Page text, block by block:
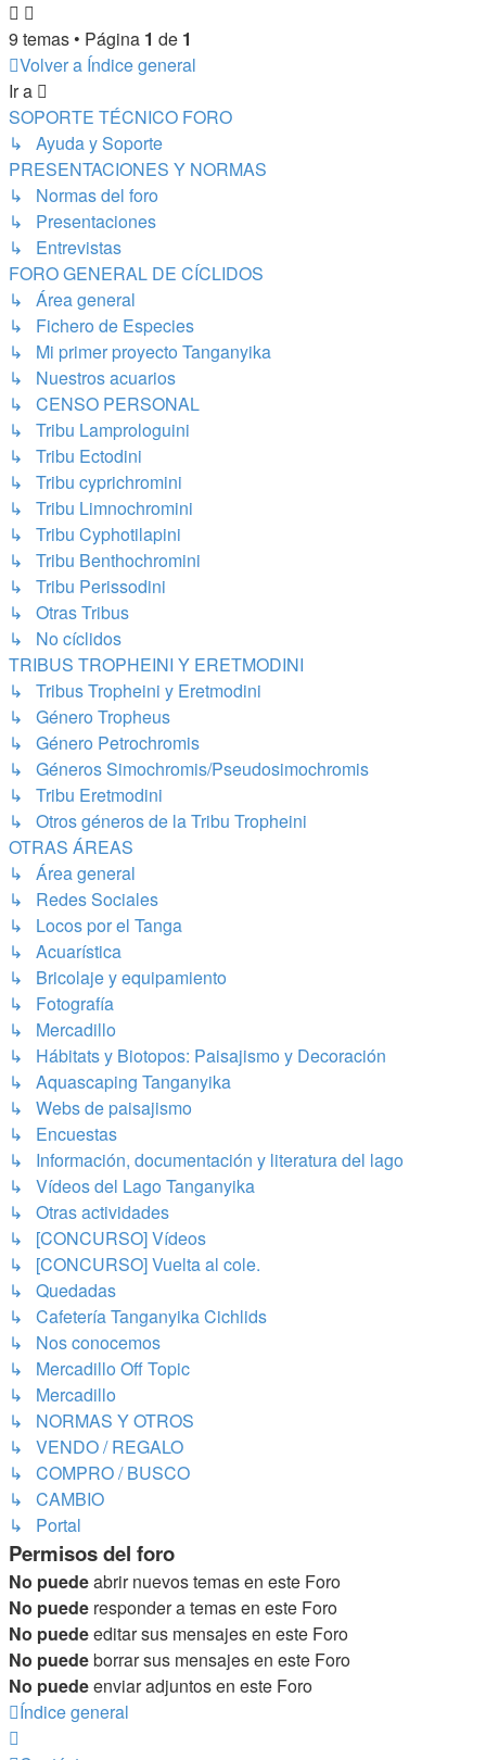
9 temas • Página 1 de 1
Volver a Índice general
Ir a
SOPORTE TÉCNICO FORO
↳ Ayuda y Soporte
PRESENTACIONES Y NORMAS
↳ Normas del foro
↳ Presentaciones
↳ Entrevistas
FORO GENERAL DE CÍCLIDOS
↳ Área general
↳ Fichero de Especies
↳ Mi primer proyecto Tanganyika
↳ Nuestros acuarios
↳ CENSO PERSONAL
↳ Tribu Lamprologuini
↳ Tribu Ectodini
↳ Tribu cyprichromini
↳ Tribu Limnochromini
↳ Tribu Cyphotilapini
↳ Tribu Benthochromini
↳ Tribu Perissodini
↳ Otras Tribus
↳ No cíclidos
TRIBUS TROPHEINI Y ERETMODINI
↳ Tribus Tropheini y Eretmodini
↳ Género Tropheus
↳ Género Petrochromis
↳ Géneros Simochromis/Pseudosimochromis
↳ Tribu Eretmodini
↳ Otros géneros de la Tribu Tropheini
OTRAS ÁREAS
↳ Área general
↳ Redes Sociales
↳ Locos por el Tanga
↳ Acuarística
↳ Bricolaje y equipamiento
↳ Fotografía
↳ Mercadillo
↳ Hábitats y Biotopos: Paisajismo y Decoración
↳ Aquascaping Tanganyika
↳ Webs de paisajismo
↳ Encuestas
↳ Información, documentación y literatura del lago
↳ Vídeos del Lago Tanganyika
↳ Otras actividades
↳ [CONCURSO] Vídeos
↳ [CONCURSO] Vuelta al cole.
↳ Quedadas
↳ Cafetería Tanganyika Cichlids
↳ Nos conocemos
↳ Mercadillo Off Topic
↳ Mercadillo
↳ NORMAS Y OTROS
↳ VENDO / REGALO
↳ COMPRO / BUSCO
↳ CAMBIO
↳ Portal
Permisos del foro
No puedeabrir nuevos temas en este Foro
No puede responder a temas en este Foro
No puedeeditar sus mensajes en este Foro
No puedeborrar sus mensajes en este Foro
No puedeenviar adjuntos en este Foro
Índice general